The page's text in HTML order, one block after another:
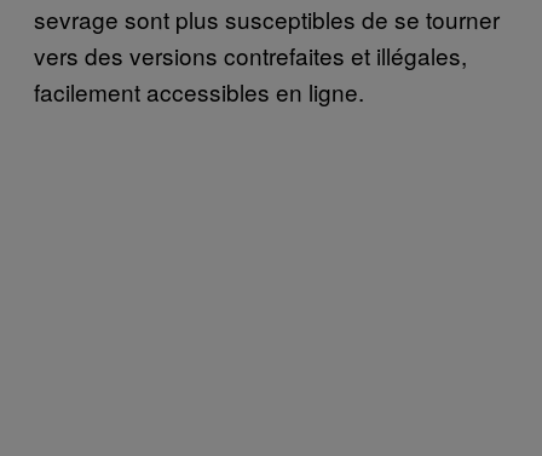
sevrage sont plus susceptibles de se tourner
vers des versions contrefaites et illégales,
facilement accessibles en ligne.